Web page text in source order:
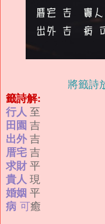
將籤詩
籤詩解:
行人 至
田園 吉
出外吉
厝宅 吉
求財平
貴人 現
婚姻 平
病 可癒